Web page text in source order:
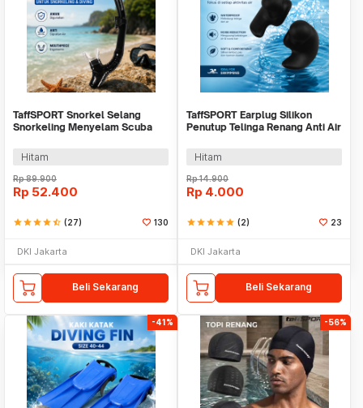
TaffSPORT Snorkel Selang
Snorkeling Menyelam Scuba
Hitam
Rp89.900
Rp 52.400
starstarstarstarstar_half (27) 130
DKI Jakarta
Beli Sekarang
TaffSPORT Earplug Silikon
Penutup Telinga Renang Anti Air
Hitam
Rp14.900
Rp 4.000
starstarstarstarstar (2) 23
DKI Jakarta
Beli Sekarang
-41% -56%